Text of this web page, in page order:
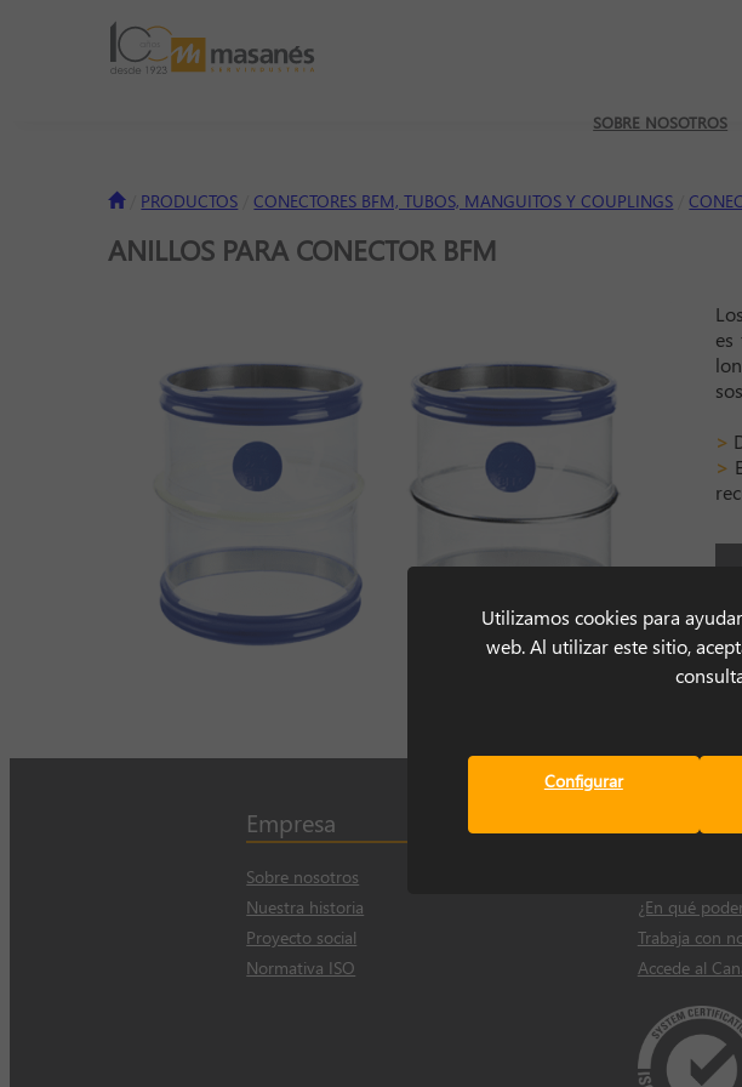
SOBRE NOSOTROS
PRODUCTOS CONECTORES BFM, TUBOS, MANGUITOS Y COUPLINGS
ANILLOS PARA CONECTOR BFM
es
>
>
Empresa
Sobre nosotros
Nuestra historia
Proyecto social
Normativa ISO
Contacto
¿En qué
Trabaja con
Accede al
Utilizamos cookies para
web. Al utilizar este sitio,
Configurar